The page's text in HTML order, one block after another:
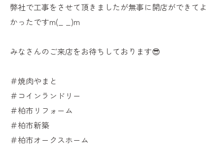
弊社で工事をさせて頂きましたが無事に開店ができてよ
かったですm(_ _)m
みなさんのご来店をお待ちしております😎
＃焼肉やまと
＃コインランドリー
＃柏市リフォーム
＃柏市新築
＃柏市オークスホーム